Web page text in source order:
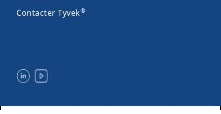
Contacter Tyvek®